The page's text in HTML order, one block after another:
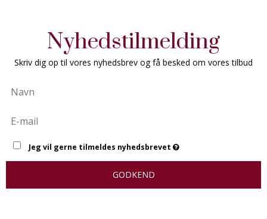
Nyhedstilmelding
Skriv dig op til vores nyhedsbrev og få besked om vores tilbud
Jeg vil gerne tilmeldes nyhedsbrevet
GODKEND